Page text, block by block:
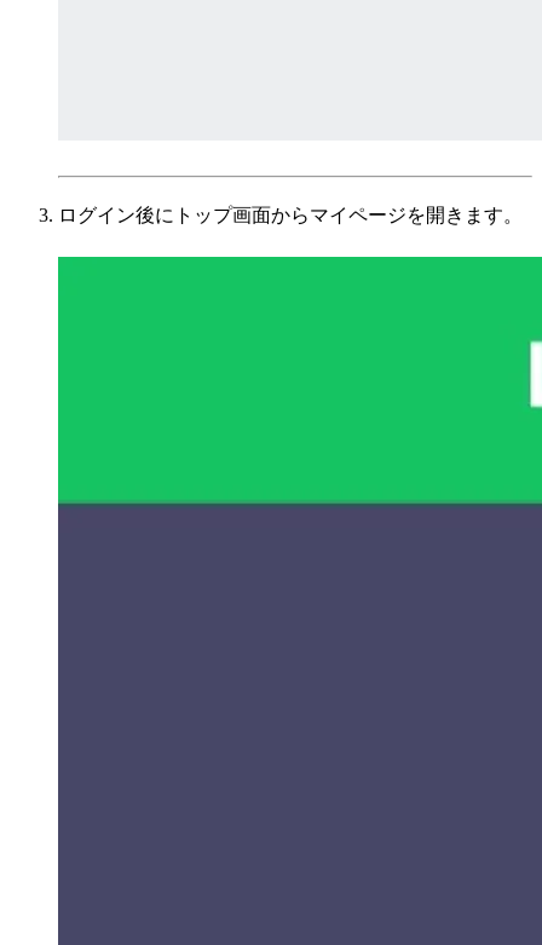
ログイン後にトップ画面からマイページを開きます。